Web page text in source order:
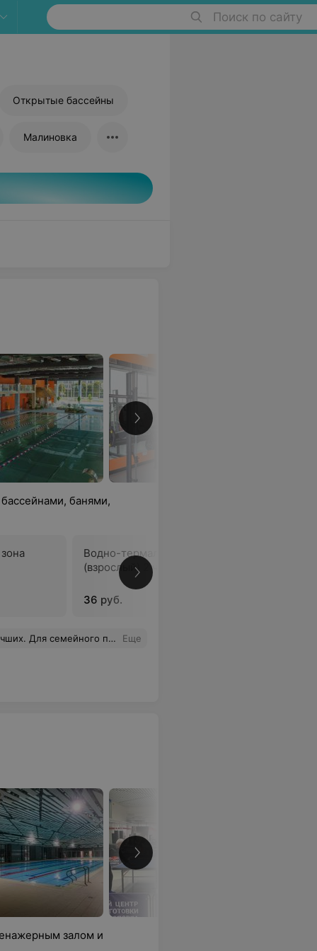
Поиск по сайту
Открытые бассейны
Малиновка
банями,
Водно-термальная зона
(взрослый) 2 часа
36 руб.
людей. Цены адекватные, а в первой половине дня так вообще посещение практически по стоимости обычного бассейна. Еще
залом и